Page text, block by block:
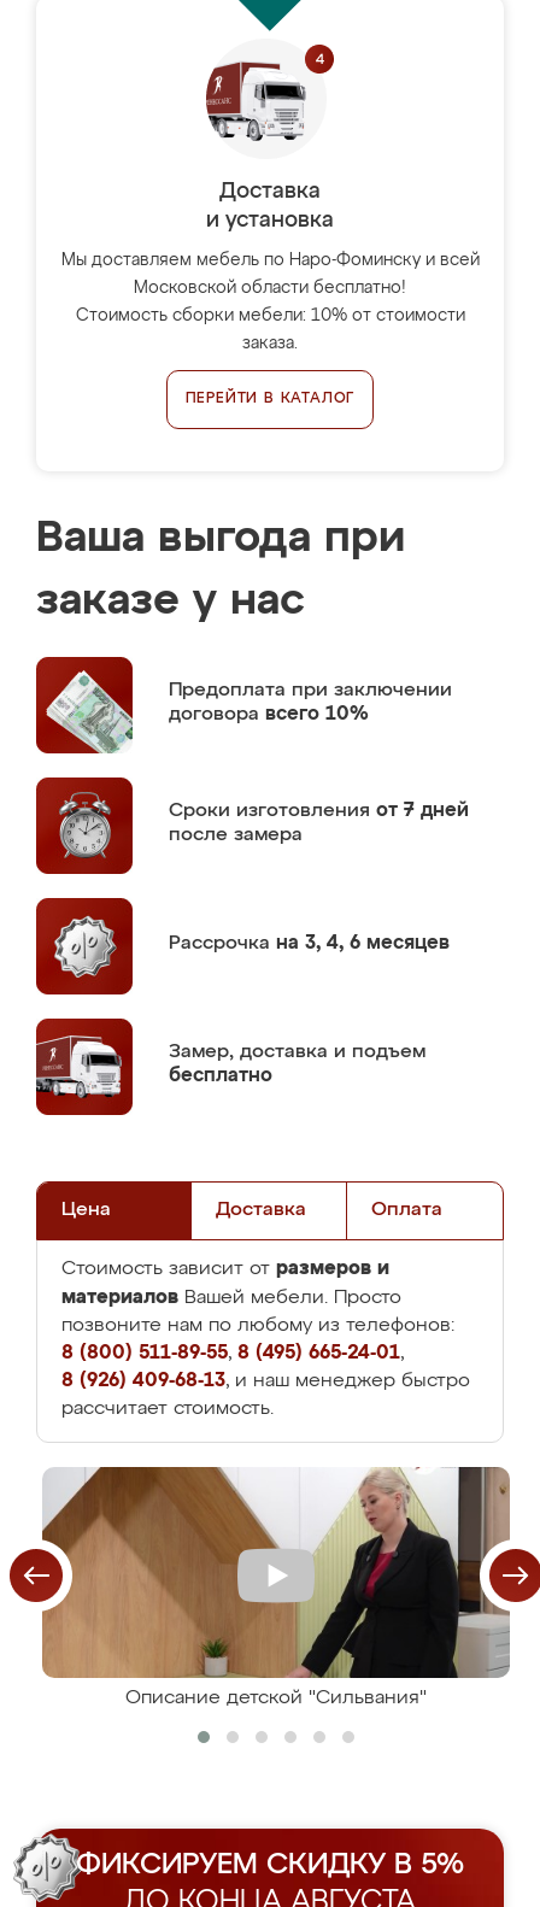
Доставка
и установка
Мы доставляем мебель по Наро-Фоминску и всей
Московской области бесплатно!
Стоимость сборки мебели: 10% от стоимости
заказа.
ПЕРЕЙТИ В КАТАЛОГ
Ваша выгода при
заказе у нас
Предоплата при заключении
договора всего 10%
Сроки изготовления от 7 дней
после замера
Рассрочка на 3, 4, 6 месяцев
Замер, доставка и подъем
бесплатно
Цена Доставка Оплата
Стоимость зависит от размеров и
материалов Вашей мебели. Просто
позвоните нам по любому из телефонов:
8 (800) 511-89-55, 8 (495) 665-24-01,
8 (926) 409-68-13, и наш менеджер быстро
рассчитает стоимость.
Описание детской "Сильвания"
ФИКСИРУЕМ СКИДКУ В 5%